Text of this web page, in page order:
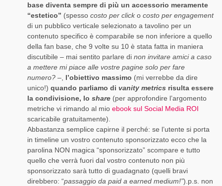
base diventa sempre di più un accessorio meramente
“estetico” (spesso costo per clicko costo per engagement
di un pubblico verticale selezionato a tavolino per un
contenuto specifico è comparabile se non inferiore a quello
della fan base, che 9 volte su 10 è stata fatta in maniera
discutibile – mai sentito parlare di non invitare amici a caso
a mettere mi piace alle vostre pagine solo per fare
numero? –, l’obiettivo massimo (mi verrebbe da dire
unico!) quando parliamo di vanity metrics risulta essere
la condivisione, lo share (per approfondire l’argomento
metriche vi rimando al mio ebook sul Social Media ROI
scaricabile gratuitamente).
Abbastanza semplice capirne il perché: se l’utente si porta
in timeline un vostro contenuto sponsorizzato ecco che la
parolina NON magica “sponsorizzato” scompare e tutto
quello che verrà fuori dal vostro contenuto non più
sponsorizzato sarà tutto di guadagnato (quelli bravi
direbbero: “passaggio da paid a earned medium!”).p.s. non